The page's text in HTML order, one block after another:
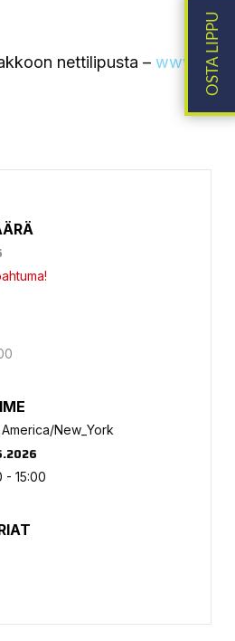
nettilipusta –www.
America/New_York
- 15:00